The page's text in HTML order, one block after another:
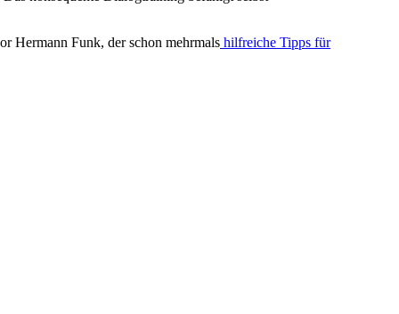
Hermann Funk, der schon mehrmals hilfreiche Tipps für